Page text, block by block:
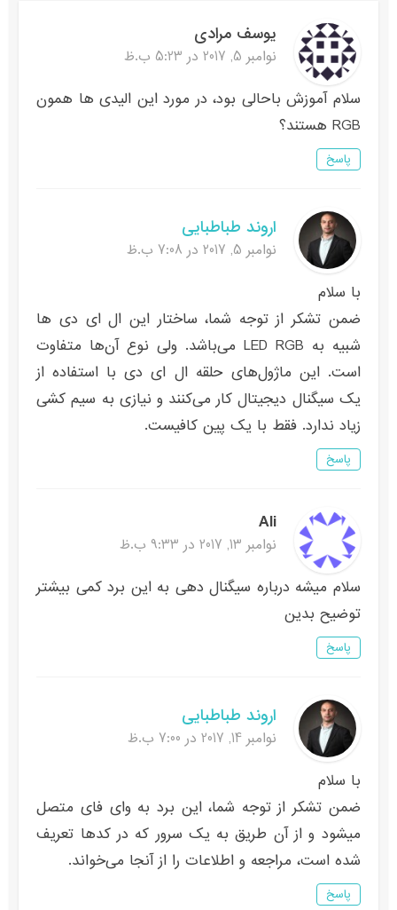
یوسف مرادی
نوامبر 5, 2017 در 5:23 ب.ظ
سلام آموزش باحالی بود، در مورد این الیدی ها همون
RGB هستند؟
پاسخ
اروند طباطبایی
نوامبر 5, 2017 در 7:08 ب.ظ
با سلام
ضمن تشکر از توجه شما، ساختار این ال ای دی ها
شبیه به LED RGB می‌باشد. ولی نوع آن‌ها متفاوت
است. این ماژول‌های حلقه ال ای دی با استفاده از
یک سیگنال دیجیتال کار می‌کنند و نیازی به سیم کشی
زیاد ندارد. فقط با یک پین کافیست.
پاسخ
Ali
نوامبر 13, 2017 در 9:33 ب.ظ
سلام میشه درباره سیگنال دهی به این برد کمی بیشتر
توضیح بدین
پاسخ
اروند طباطبایی
نوامبر 14, 2017 در 7:00 ب.ظ
با سلام
ضمن تشکر از توجه شما، این برد به وای فای متصل
میشود و از آن طریق به یک سرور که در کدها تعریف
شده است، مراجعه و اطلاعات را از آنجا می‌خواند.
پاسخ